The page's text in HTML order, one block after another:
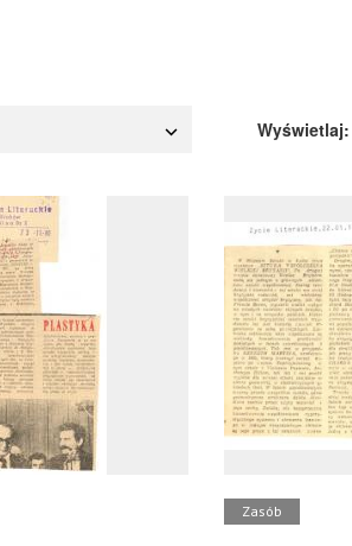
Wyświetlaj:
Zasób